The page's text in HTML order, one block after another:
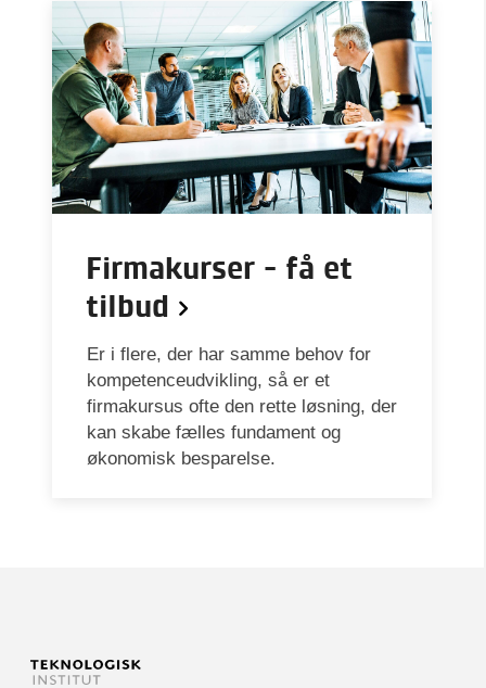
Firmakurser - få et
tilbud
Er i flere, der har samme behov for
kompetenceudvikling, så er et
firmakursus ofte den rette løsning, der
kan skabe fælles fundament og
økonomisk besparelse.